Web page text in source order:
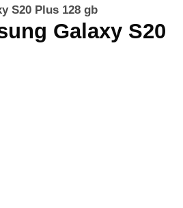
S20 Plus 128 gb
Galaxy S20